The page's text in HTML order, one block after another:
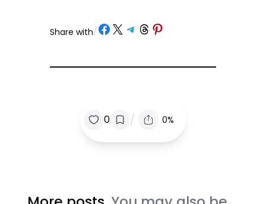
Share with/ Share on Facebook
Share on X Share on Telegram
Share on Threads
Share on Pinterest
0 / 0%